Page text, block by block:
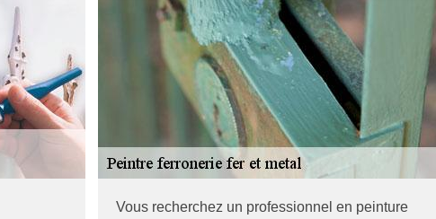
Vous recherchez un professionnel en peinture